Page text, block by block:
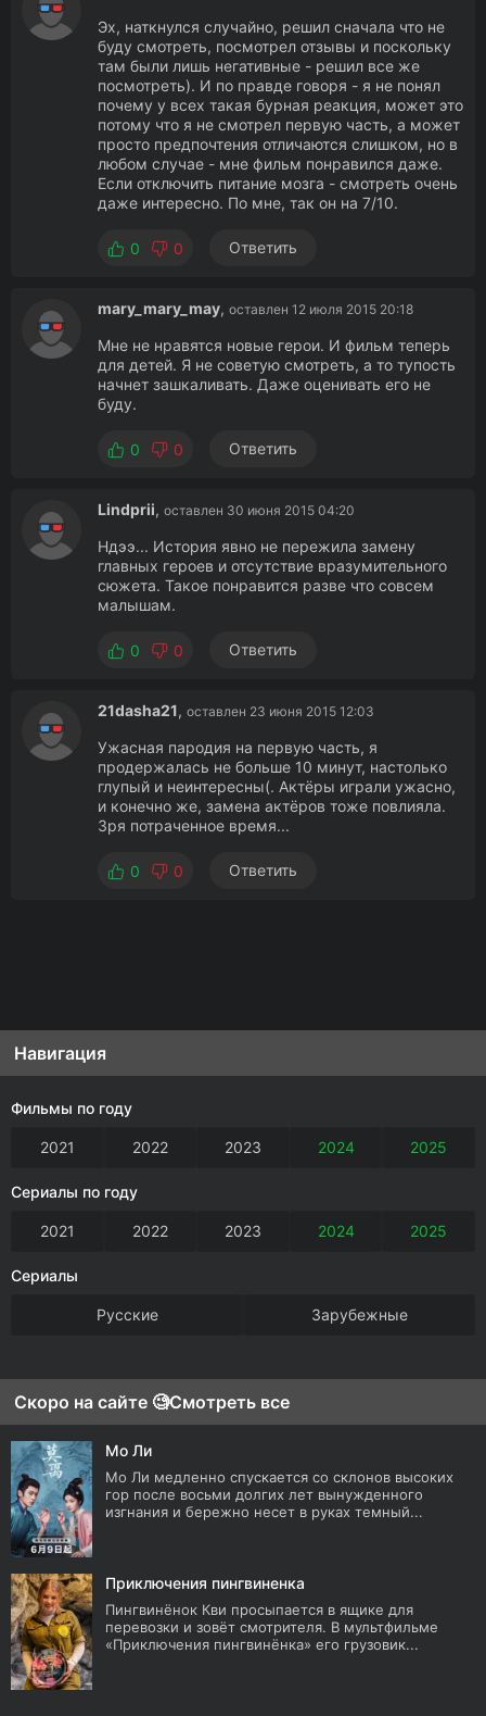
Эх, наткнулся случайно, решил сначала что не
буду смотреть, посмотрел отзывы и поскольку
там были лишь негативные - решил все же
посмотреть). И по правде говоря - я не понял
почему у всех такая бурная реакция, может это
потому что я не смотрел первую часть, а может
просто предпочтения отличаются слишком, но в
любом случае - мне фильм понравился даже.
Если отключить питание мозга - смотреть очень
даже интересно. По мне, так он на 7/10.
0 0 Ответить
mary_mary_may, оставлен 12 июля 2015 20:18
Мне не нравятся новые герои. И фильм теперь
для детей. Я не советую смотреть, а то тупость
начнет зашкаливать. Даже оценивать его не
буду.
0 0 Ответить
Lindprii, оставлен 30 июня 2015 04:20
Ндээ... История явно не пережила замену
главных героев и отсутствие вразумительного
сюжета. Такое понравится разве что совсем
малышам.
0 0 Ответить
21dasha21, оставлен 23 июня 2015 12:03
Ужасная пародия на первую часть, я
продержалась не больше 10 минут, настолько
глупый и неинтересны(. Актёры играли ужасно,
и конечно же, замена актёров тоже повлияла.
Зря потраченное время...
0 0 Ответить
Навигация
Фильмы по году
2021 2022 2023 2024 2025
Сериалы по году
2021 2022 2023 2024 2025
Сериалы
Русские Зарубежные
Скоро на сайте 🧐Смотреть все
Мо Ли
Мо Ли медленно спускается со склонов высоких
гор после восьми долгих лет вынужденного
изгнания и бережно несет в руках темный...
Приключения пингвиненка
Пингвинёнок Кви просыпается в ящике для
перевозки и зовёт смотрителя. В мультфильме
«Приключения пингвинёнка» его грузовик...